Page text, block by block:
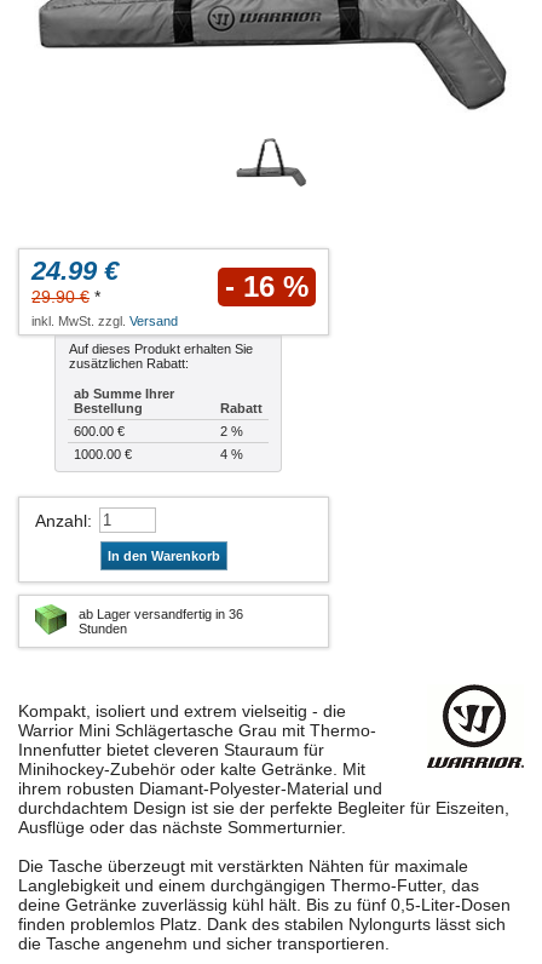
24.99 €
29.90 € * - 16 %
inkl. MwSt. zzgl. Versand
Auf dieses Produkt erhalten Sie
zusätzlichen Rabatt:
ab Summe Ihrer
Bestellung
Rabatt
600.00 €
2 %
1000.00 €
4 %
Anzahl:
In den Warenkorb
ab Lager versandfertig in 36
Stunden
Kompakt, isoliert und extrem vielseitig - die
Warrior Mini Schlägertasche Grau mit Thermo-
Innenfutter bietet cleveren Stauraum für
Minihockey-Zubehör oder kalte Getränke. Mit
ihrem robusten Diamant-Polyester-Material und
durchdachtem Design ist sie der perfekte Begleiter für Eiszeiten,
Ausflüge oder das nächste Sommerturnier.
Die Tasche überzeugt mit verstärkten Nähten für maximale
Langlebigkeit und einem durchgängigen Thermo-Futter, das
deine Getränke zuverlässig kühl hält. Bis zu fünf 0,5-Liter-Dosen
finden problemlos Platz. Dank des stabilen Nylongurts lässt sich
die Tasche angenehm und sicher transportieren.